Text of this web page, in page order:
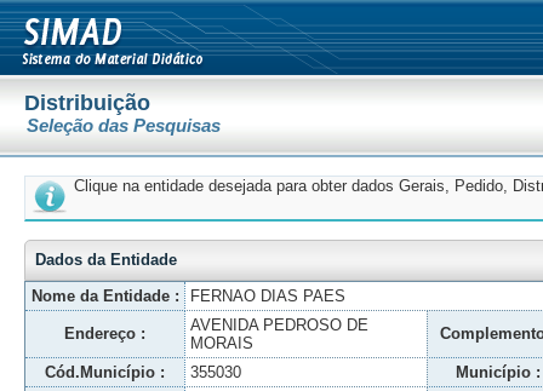
Distribuição
Seleção das Pesquisas
Clique na entidade desejada para obter dados Gerais, Pedido,
Dados da Entidade
Nome da Entidade :
FERNAO DIAS PAES
Endereço :
AVENIDA PEDROSO DE
MORAIS
Cód.Município : 355030 Município :